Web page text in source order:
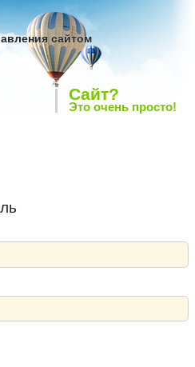
сайтом
Сайт?
Это очень просто!